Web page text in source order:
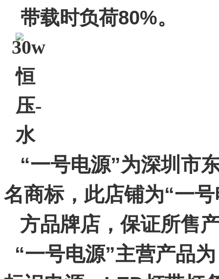
带载时负荷80%。
“一号电源”为深圳市
名商标，此店铺为“一
方品牌店，保证所售
“一号电源”主营产品